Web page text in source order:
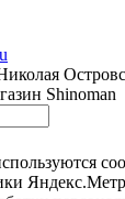
Shinoman